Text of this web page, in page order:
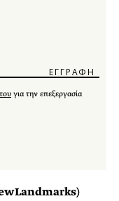
για την επεξεργασία